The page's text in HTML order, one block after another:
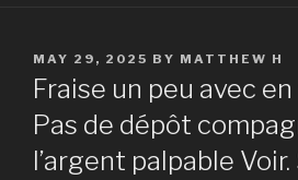
POSTED
ON
MAY 29, 2025 BY MATTHEW H
Fraise un peu avec
Pas de dépôt
l’argent palpable Voir.